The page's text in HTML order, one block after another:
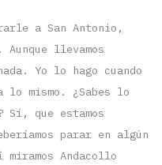
a San Antonio,
llevamos
Yo lo hago cuando
lo mismo. ¿Sabes lo
que estamos
parar en algún
Andacollo